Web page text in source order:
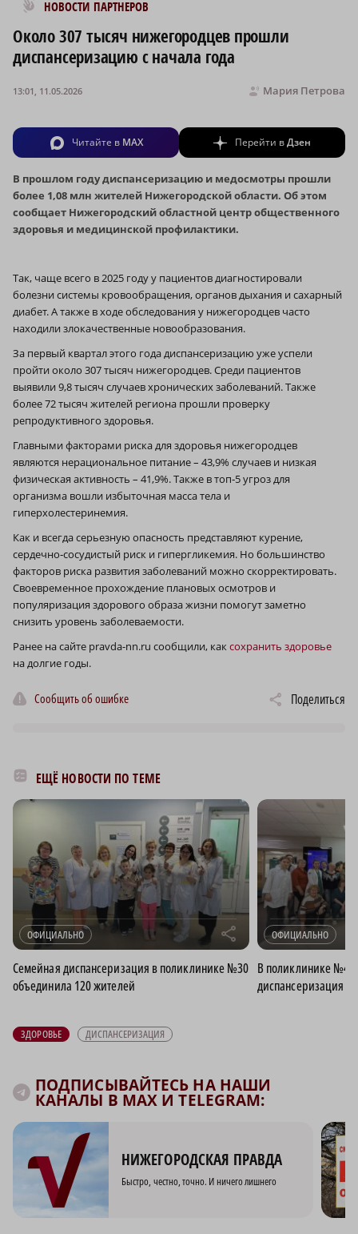
НОВОСТИ ПАРТНЕРОВ
Около 307 тысяч нижегородцев прошли
диспансеризацию с начала года
Мария Петрова
13:01, 11.05.2026
Читайте в MAX Перейти вДзен
В прошлом году диспансеризацию и медосмотры прошли
более 1,08 млн жителей Нижегородской области. Об этом
сообщает Нижегородский областной центр общественного
здоровья и медицинской профилактики.
Так, чаще всего в 2025 году у пациентов диагностировали
болезни системы кровообращения, органов дыхания и сахарный
диабет. А также в ходе обследования у нижегородцев часто
находили злокачественные новообразования.
За первый квартал этого года диспансеризацию уже успели
пройти около 307 тысяч нижегородцев. Среди пациентов
выявили 9,8 тысяч случаев хронических заболеваний. Также
более 72 тысяч жителей региона прошли проверку
репродуктивного здоровья.
Главными факторами риска для здоровья нижегородцев
являются нерациональное питание – 43,9% случаев и низкая
физическая активность – 41,9%. Также в топ‑5 угроз для
организма вошли избыточная масса тела и
гиперхолестеринемия.
Как и всегда серьезную опасность представляют курение,
сердечно‑сосудистый риск и гипергликемия. Но большинство
факторов риска развития заболеваний можно скорректировать.
Своевременное прохождение плановых осмотров и
популяризация здорового образа жизни помогут заметно
снизить уровень заболеваемости.
Ранее на сайте pravda-nn.ru сообщили, каксохранить здоровье
на долгие годы.
Сообщить об ошибке Поделиться
ЕЩЁ НОВОСТИ ПО ТЕМЕ
ОФИЦИАЛЬНО r
Семейная диспансеризация в поликлинике №30
объединила 120 жителей
ОФИЦИАЛЬНО
В поликлинике №4
диспансеризация
ЗДОРОВЬЕ ДИСПАНСЕРИЗАЦИЯ
ПОДПИСЫВАЙТЕСЬ НА НАШИ
КАНАЛЫ В MAX И TELEGRAM:
НИЖЕГОРОДСКАЯ ПРАВДА
Быстро, честно, точно. И ничего лишнего